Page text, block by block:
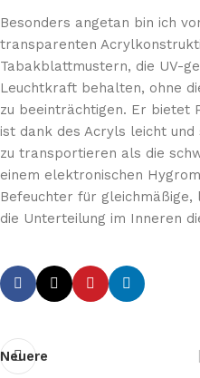
Besonders angetan bin ich
transparenten
Tabakblattmustern, die UV-
Leuchtkraft behalten, ohne
zu beeinträchtigen. Er bietet
ist dank des Acryls leicht
zu transportieren als die
einem elektronischen
Befeuchter für
die Unterteilung im Inneren
Neuere